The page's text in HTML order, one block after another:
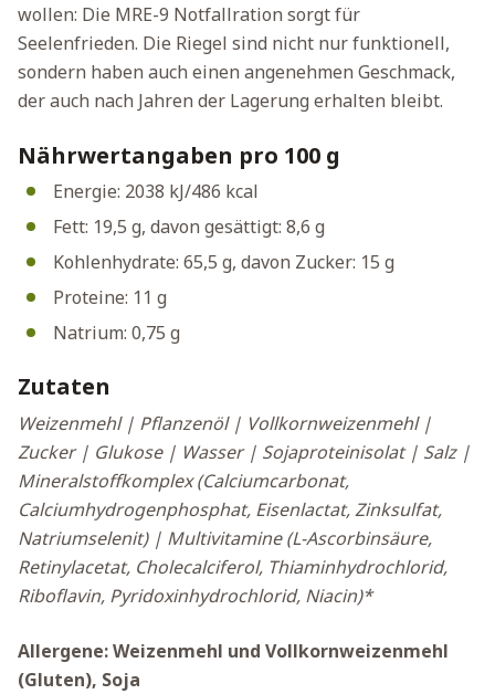
wollen: Die MRE-9 Notfallration sorgt für
Seelenfrieden. Die Riegel sind nicht nur funktionell,
sondern haben auch einen angenehmen Geschmack,
der auch nach Jahren der Lagerung erhalten bleibt.
Nährwertangaben pro 100 g
Energie: 2038 kJ/486 kcal
Fett: 19,5 g, davon gesättigt: 8,6 g
Kohlenhydrate: 65,5 g, davon Zucker: 15 g
Proteine: 11 g
Natrium: 0,75 g
Zutaten
Weizenmehl | Pflanzenöl | Vollkornweizenmehl |
Zucker | Glukose | Wasser | Sojaproteinisolat | Salz |
Mineralstoffkomplex (Calciumcarbonat,
Calciumhydrogenphosphat, Eisenlactat, Zinksulfat,
Natriumselenit) | Multivitamine (L-Ascorbinsäure,
Retinylacetat, Cholecalciferol, Thiaminhydrochlorid,
Riboflavin, Pyridoxinhydrochlorid, Niacin)*
Allergene: Weizenmehl und Vollkornweizenmehl
(Gluten), Soja